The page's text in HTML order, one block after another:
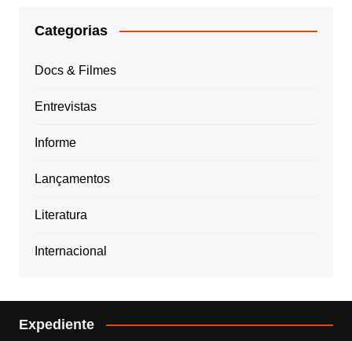
Categorias
Docs & Filmes
Entrevistas
Informe
Lançamentos
Literatura
Internacional
Expediente